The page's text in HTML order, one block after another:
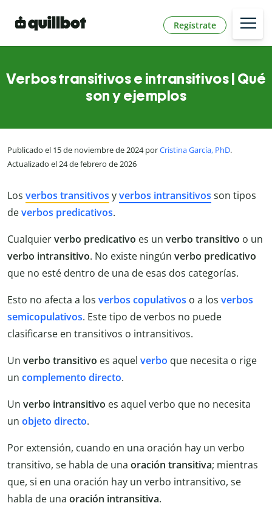
Regístrate
Verbos transitivos e intransitivos | Qué
son y ejemplos
Publicado el 15 de noviembre de 2024 porCristina García, PhD.
Actualizado el 24 de febrero de 2026
Los verbos transitivos yverbos intransitivos son tipos
deverbos predicativos.
Cualquierverbo predicativo es un verbo transitivo o un
verbo intransitivo. No existe ningún verbo predicativo
que no esté dentro de una de esas dos categorías.
Esto no afecta a los verbos copulativos o a los verbos
semicopulativos. Este tipo de verbos no puede
clasificarse en transitivos o intransitivos.
Un verbo transitivo es aquel verbo que necesita o rige
un complemento directo.
Un verbo intransitivo es aquel verbo que no necesita
un objeto directo.
Por extensión, cuando en una oración hay un verbo
transitivo, se habla de una oración transitiva; mientras
que, si en una oración hay un verbo intransitivo, se
habla de una oración intransitiva.